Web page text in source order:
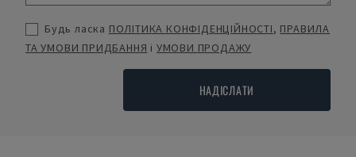
Будь ласка ПОЛІТИКА КОНФІДЕНЦІЙНОСТІ, ПРАВИЛА
ТА УМОВИ ПРИДБАННЯ і УМОВИ ПРОДАЖУ
НАДІСЛАТИ